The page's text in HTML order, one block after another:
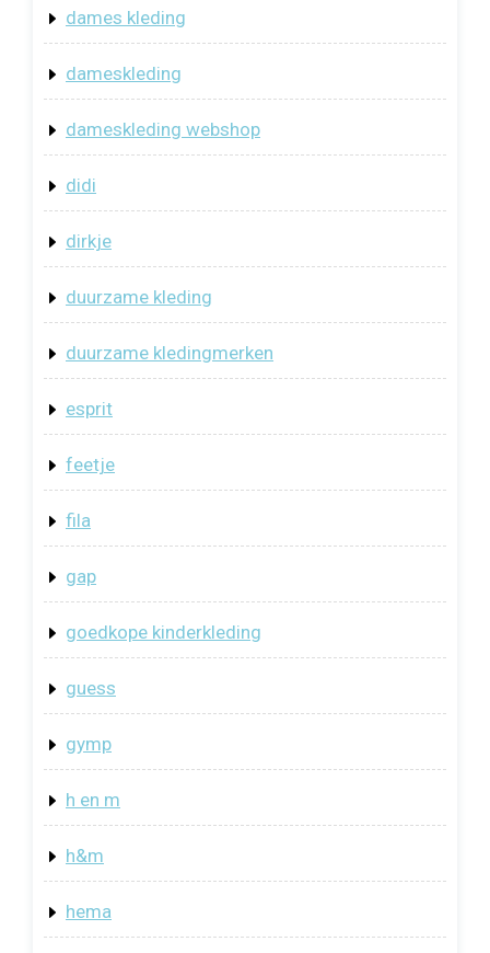
dames kleding
dameskleding
dameskleding webshop
didi
dirkje
duurzame kleding
duurzame kledingmerken
esprit
feetje
fila
gap
goedkope kinderkleding
guess
gymp
h en m
h&m
hema